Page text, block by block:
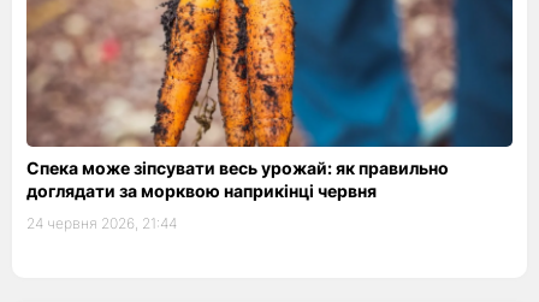
Спека може зіпсувати весь урожай: як правильно
доглядати за морквою наприкінці червня
24 червня 2026, 21:44